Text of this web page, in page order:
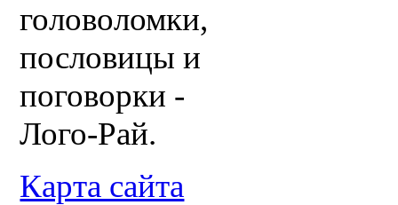
головоломки,
пословицы и
поговорки -
Лого-Рай.
Карта сайта